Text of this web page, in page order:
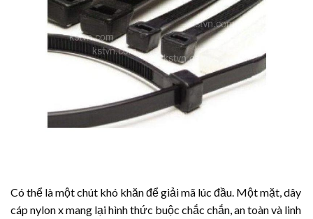
Có thể là một chút khó khăn để giải mã lúc đầu. Một mặt, dây
cáp nylon x mang lại hình thức buộc chắc chắn, an toàn và linh